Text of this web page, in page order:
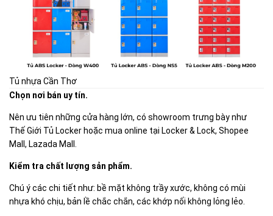
Tủ nhựa Cần Thơ
Chọn nơi bán uy tín.
Nên ưu tiên những cửa hàng lớn, có showroom trưng bày như
Thế Giới Tủ Locker hoặc mua online tại Locker & Lock, Shopee
Mall, Lazada Mall.
Kiểm tra chất lượng sản phẩm.
Chú ý các chi tiết như: bề mặt không trầy xước, không có mùi
nhựa khó chịu, bản lề chắc chắn, các khớp nối không lỏng lẻo.